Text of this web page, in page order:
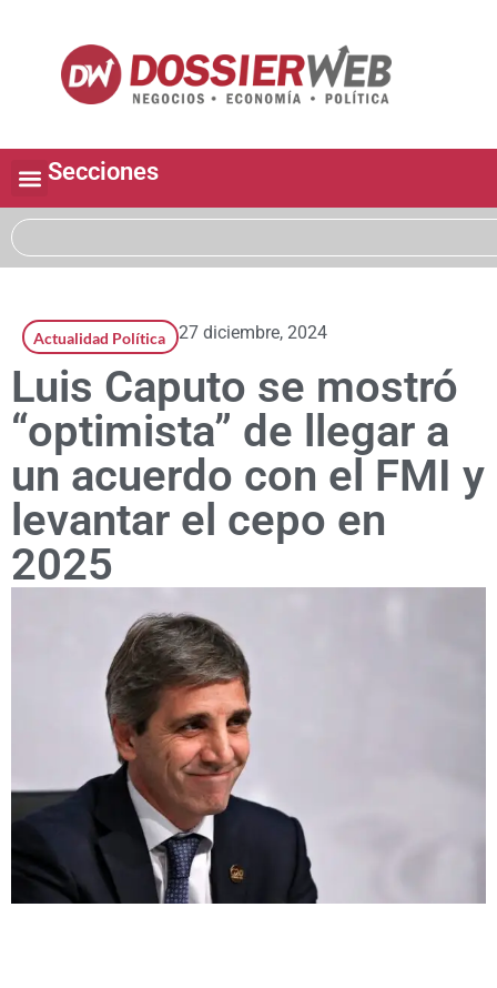
Secciones
Actualidad Política 27 diciembre, 2024
Luis Caputo se mostró
“optimista” de llegar a
un acuerdo con el FMI y
levantar el cepo en
2025